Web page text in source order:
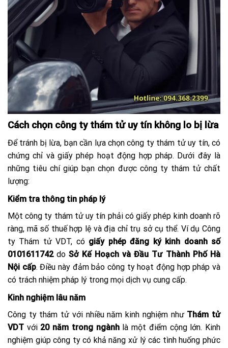
Cách chọn công ty thám tử uy tín không lo bị lừa
Để tránh bị lừa, bạn cần lựa chọn công ty thám tử uy tín, có
chứng chỉ và giấy phép hoạt động hợp pháp. Dưới đây là
những tiêu chí giúp bạn chọn được công ty thám tử chất
lượng:
Kiểm tra thông tin pháp lý
Một công ty thám tử uy tín phải có giấy phép kinh doanh rõ
ràng, mã số thuế hợp lệ và địa chỉ trụ sở cụ thể. Ví dụ Công
ty Thám tử VDT, có giấy phép đăng ký kinh doanh số
0101611742doSở Kế Hoạch và Đầu Tư Thành Phố Hà
Nội cấp. Điều này đảm bảo công ty hoạt động hợp pháp và
có trách nhiệm pháp lý trong mọi dịch vụ cung cấp.
Kinh nghiệm lâu năm
Công ty thám tử với nhiều năm kinh nghiệm như Thám tử
VDT với 20 năm trong ngànhlà một điểm cộng lớn. Kinh
nghiệm giúp công ty có khả năng xử lý các tình huống phức